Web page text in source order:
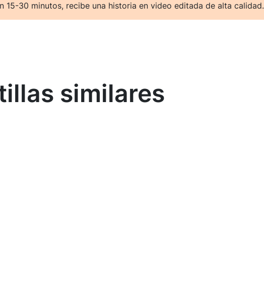
15-30 minutos, recibe una historia en video editada de alta calidad.
similares